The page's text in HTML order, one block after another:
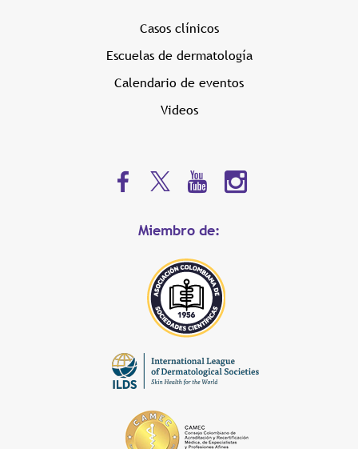
Casos clínicos
Escuelas de dermatología
Calendario de eventos
Videos
Miembro de: